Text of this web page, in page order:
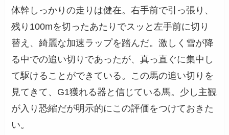
体幹しっかりの走りは健在。右手前で引っ張り、
残り100mを切ったあたりでスッと左手前に切り
替え、綺麗な加速ラップを踏んだ。激しく雪が降
る中での追い切りであったが、真っ直ぐに集中し
て駆けることができている。この馬の追い切りを
見てきて、G1獲れる器と信じている馬。少し主観
が入り恐縮だが明示的にこの評価をつけておきた
い。